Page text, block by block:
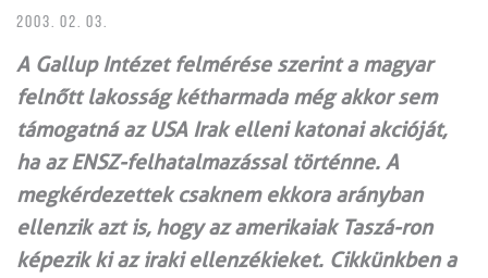
2003. 02. 03.
A Gallup Intézet felmérése szerint a magyar
felnőtt lakosság kétharmada még akkor sem
támogatná az USA Irak elleni katonai akcióját,
ha az ENSZ-felhatalmazással történne. A
megkérdezettek csaknem ekkora arányban
ellenzik azt is, hogy az amerikaiak Taszá-ron
képezik ki az iraki ellenzékieket. Cikkünkben a